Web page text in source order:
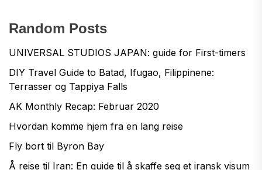
Random Posts
UNIVERSAL STUDIOS JAPAN: guide for First-timers
DIY Travel Guide to Batad, Ifugao, Filippinene:
Terrasser og Tappiya Falls
AK Monthly Recap: Februar 2020
Hvordan komme hjem fra en lang reise
Fly bort til Byron Bay
Å reise til Iran: En guide til å skaffe seg et iransk visum